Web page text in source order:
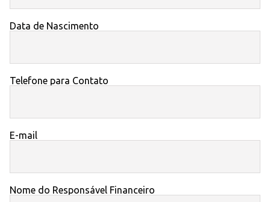
Data de Nascimento
Telefone para Contato
E-mail
Nome do Responsável Financeiro